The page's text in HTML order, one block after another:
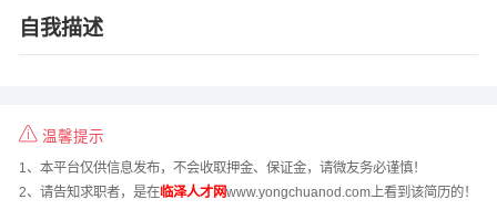
自我描述
温馨提示
1、本平台仅供信息发布，不会收取押金、保证金，请微友务必谨慎！
2、请告知求职者，是在临泽人才网www.yongchuanod.com上看到该简历的！